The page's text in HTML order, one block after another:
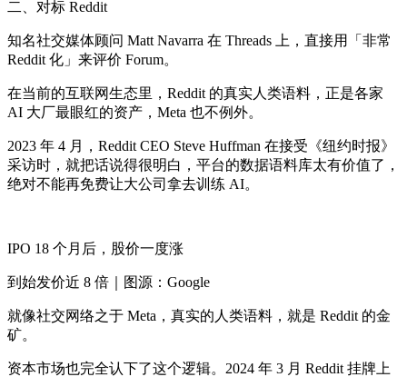
二、对标 Reddit
知名社交媒体顾问 Matt Navarra 在 Threads 上，直接用「非常
Reddit 化」来评价 Forum。
在当前的互联网生态里，Reddit 的真实人类语料，正是各家
AI 大厂最眼红的资产，Meta 也不例外。
2023 年 4 月，Reddit CEO Steve Huffman 在接受《纽约时报》
采访时，就把话说得很明白，平台的数据语料库太有价值了，
绝对不能再免费让大公司拿去训练 AI。
IPO 18 个月后，股价一度涨
到始发价近 8 倍｜图源：Google
就像社交网络之于 Meta，真实的人类语料，就是 Reddit 的金
矿。
资本市场也完全认下了这个逻辑。2024 年 3 月 Reddit 挂牌上